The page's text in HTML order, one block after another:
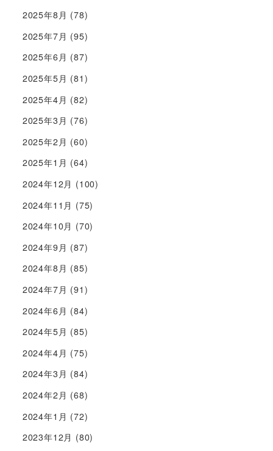
2025年8月 (78)
2025年7月 (95)
2025年6月 (87)
2025年5月 (81)
2025年4月 (82)
2025年3月 (76)
2025年2月 (60)
2025年1月 (64)
2024年12月 (100)
2024年11月 (75)
2024年10月 (70)
2024年9月 (87)
2024年8月 (85)
2024年7月 (91)
2024年6月 (84)
2024年5月 (85)
2024年4月 (75)
2024年3月 (84)
2024年2月 (68)
2024年1月 (72)
2023年12月 (80)